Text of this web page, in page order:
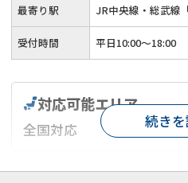
最寄り駅 JR中央線・総武線
受付時間 平日10:00～18:00
対応可能エリア
全国対応
対応が親身 オンライン
続き